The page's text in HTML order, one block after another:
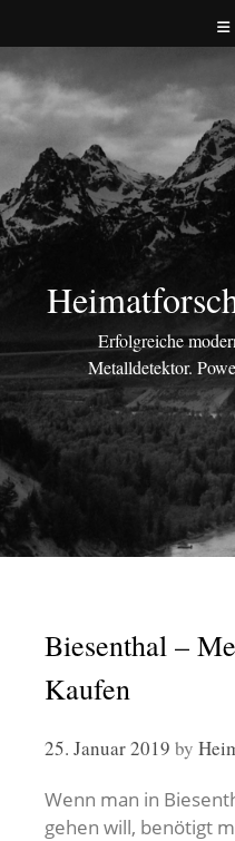
to
content
Erfolgreiche
Metalldetektor.
Biesenthal –
Kaufen
25. Januar 2019 by
Wenn man in
gehen will, benötigt